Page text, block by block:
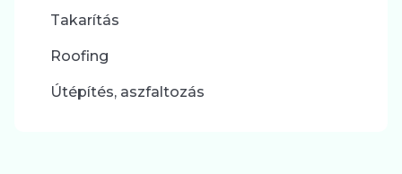
Takarítás
Roofing
Útépítés, aszfaltozás